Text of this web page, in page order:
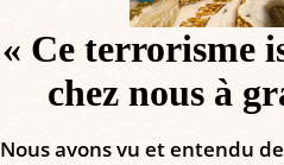
« Ce terrorisme
chez nous à
Nous avons vu et entendu